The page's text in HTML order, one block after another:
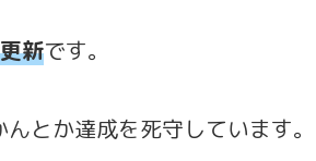
新です。
とか達成を死守しています。